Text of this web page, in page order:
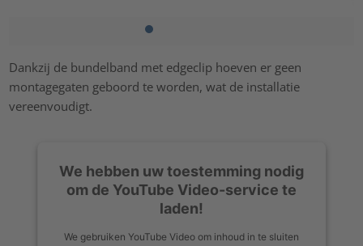
Dankzij de bundelband met edgeclip hoeven er geen
montagegaten geboord te worden, wat de installatie
vereenvoudigt.
We hebben uw toestemming nodig
om de YouTube Video-service te
laden!
We gebruiken YouTube Video om inhoud in te sluiten